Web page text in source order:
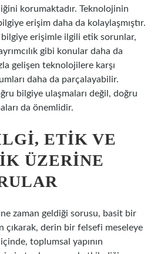
korumaktadır. Teknolojinin
erişim daha da kolaylaşmıştır.
bilgiye erişimle ilgili etik sorunlar,
gibi konular daha da
gelişen teknolojilere karşı
daha da parçalayabilir.
bilgiye ulaşmaları değil, doğru
da önemlidir.
ETIK VE
ÜZERINE
zaman geldiği sorusu, basit bir
çıkarak, derin bir felsefi meseleye
toplumsal yapının